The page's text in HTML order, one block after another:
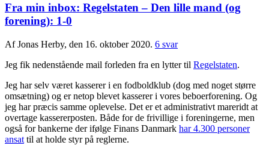
Fra min inbox: Regelstaten – Den lille mand (og
forening): 1-0
Af Jonas Herby, den 16. oktober 2020. 6 svar
Jeg fik nedenstående mail forleden fra en lytter til Regelstaten.
Jeg har selv været kasserer i en fodboldklub (dog med noget større
omsætning) og er netop blevet kasserer i vores beboerforening. Og
jeg har præcis samme oplevelse. Det er et administrativt mareridt at
overtage kassererposten. Både for de frivillige i foreningerne, men
også for bankerne der ifølge Finans Danmark har 4.300 personer
ansat til at holde styr på reglerne.